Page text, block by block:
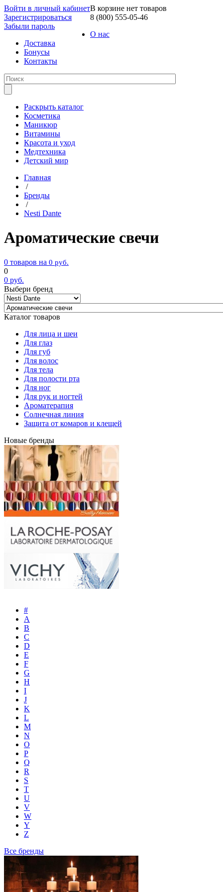
Войти в личный кабинет
Зарегистрироваться
Забыли пароль
В корзине нет товаров
8 (800) 555-05-46
О нас
Доставка
Бонусы
Контакты
Раскрыть каталог
Косметика
Маникюр
Витамины
Красота и уход
Медтехника
Детский мир
Главная
/
Бренды
/
Nesti Dante
Ароматические свечи
0 товаров на 0 руб.
0
0 руб.
Выбери бренд
Каталог товаров
Для лица и шеи
Для глаз
Для губ
Для волос
Для тела
Для полости рта
Для ног
Для рук и ногтей
Ароматерапия
Солнечная линия
Защита от комаров и клещей
Новые бренды
#
A
B
C
D
E
F
G
H
I
J
K
L
M
N
O
P
Q
R
S
T
U
V
W
Y
Z
Все бренды